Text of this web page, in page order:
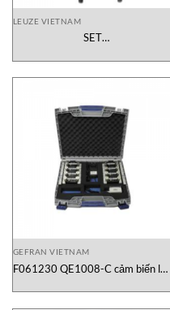
LEUZE VIETNAM
SET
Leuze
GEFRAN VIETNAM
F061230 QE1008-C cảm biến lực